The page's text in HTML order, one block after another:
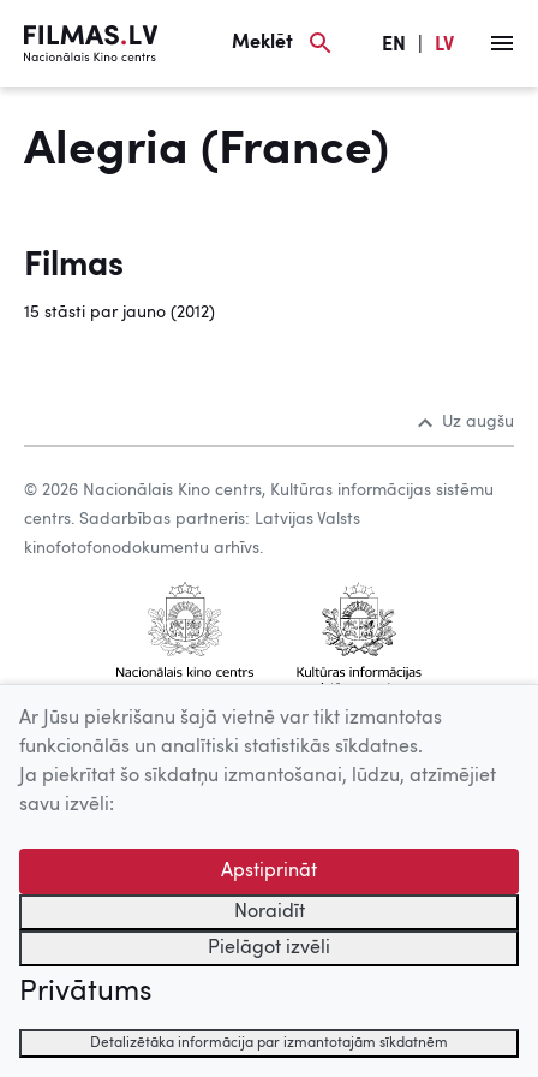
Meklēt EN LV
Alegria (France)
Filmas
15 stāsti par jauno (2012)
Uz augšu
© 2026 Nacionālais Kino centrs, Kultūras informācijas sistēmu
centrs. Sadarbības partneris: Latvijas Valsts
kinofotofonodokumentu arhīvs.
Ar Jūsu piekrišanu šajā vietnē var tikt izmantotas
funkcionālās un analītiski statistikās sīkdatnes.
Ja piekrītat šo sīkdatņu izmantošanai, lūdzu, atzīmējiet
savu izvēli:
Apstiprināt
Noraidīt
Pielāgot izvēli
Privātums
Detalizētāka informācija par izmantotajām sīkdatnēm